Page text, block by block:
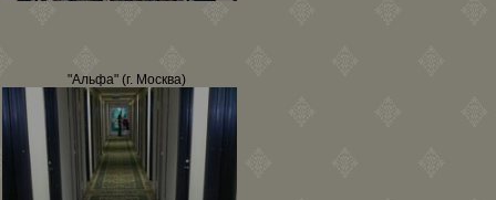
"Альфа" (г. Москва)